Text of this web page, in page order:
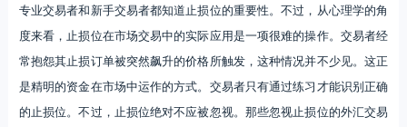
专业交易者和新手交易者都知道止损位的重要性。不过，从心理学的角
度来看，止损位在市场交易中的实际应用是一项很难的操作。交易者经
常抱怨其止损订单被突然飙升的价格所触发，这种情况并不少见。这正
是精明的资金在市场中运作的方式。交易者只有通过练习才能识别正确
的止损位。不过，止损位绝对不应被忽视。那些忽视止损位的外汇交易